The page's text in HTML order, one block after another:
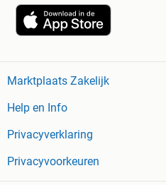
Marktplaats Zakelijk
Help en Info
Privacyverklaring
Privacyvoorkeuren